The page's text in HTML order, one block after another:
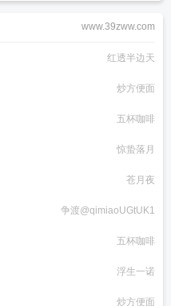
www.39zww.com
红透半边天
炒方便面
五杯咖啡
惊蛰落月
苍月夜
争渡@qimiaoUGtUK1
五杯咖啡
浮生一诺
炒方便面